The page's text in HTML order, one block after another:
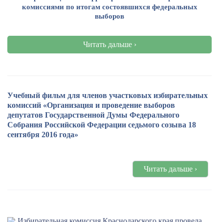
комиссиями по итогам состоявшихся федеральных
выборов
Читать дальше ›
Учебный фильм для членов участковых избирательных
комиссий «Организация и проведение выборов
депутатов Государственной Думы Федерального
Собрания Российской Федерации седьмого созыва 18
сентября 2016 года»
Читать дальше ›